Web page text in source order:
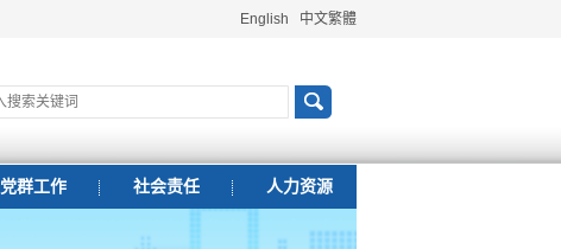
English 中文繁體
党群工作 社会责任 人力资源